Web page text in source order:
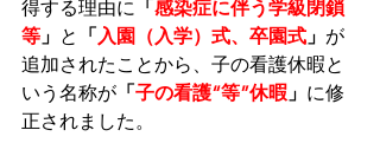
得する理由に 「感染症に伴う学級閉鎖
等 」 と 「 入園（入学）式、卒園式 」 が
追加されたことから、子の看護休暇と
いう名称が 「子の看護“等”休暇 」 に修
正されました。